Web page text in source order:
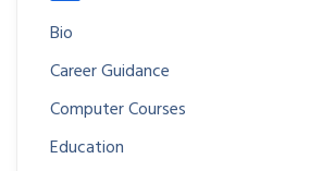
Bio
Career Guidance
Computer Courses
Education